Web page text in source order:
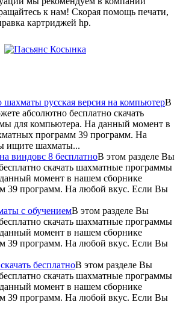
к нам! Скорая помощь печати,
картриджей hp.
В
абсолютно бесплатно скачать
для компьютера. На данный момент в
программ 39 программ. На
ищите шахматы...
В этом разделе Вы
скачать шахматные программы
момент в нашем сборнике
39 программ. На любой вкус. Если Вы
В этом разделе Вы
скачать шахматные программы
момент в нашем сборнике
39 программ. На любой вкус. Если Вы
В этом разделе Вы
скачать шахматные программы
момент в нашем сборнике
39 программ. На любой вкус. Если Вы